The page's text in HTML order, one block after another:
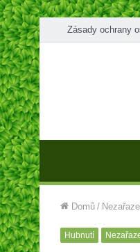
Zásady ochrany
Domů /
Hubnutí